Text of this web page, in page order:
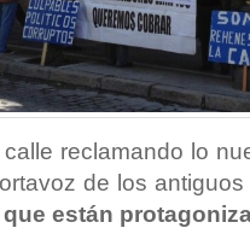
reclamando lo
de los
que están